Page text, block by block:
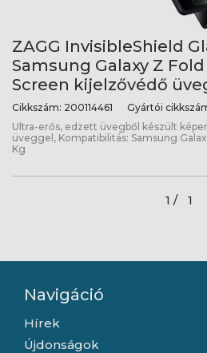
ZAGG InvisibleShield
Samsung Galaxy Z
Screen kijelzővédő
Cikkszám: 200114461 Gyártói
Ultra-erős, edzett üvegből készült
üveggel, Kompatibilitás: Samsung
Kg
1 / 1
Navigáció
Hírek
Újdonságok